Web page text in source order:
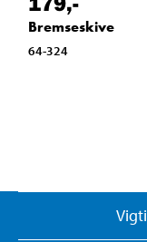
Bremseskive
64-324